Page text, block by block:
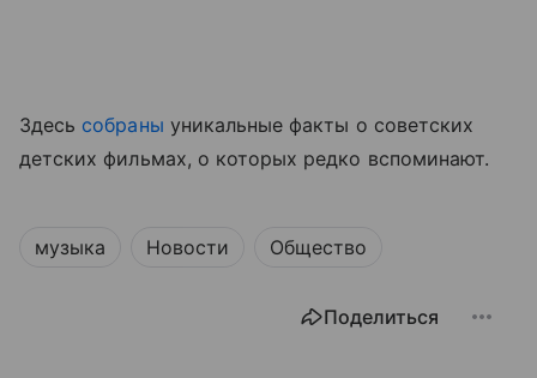
Здесь собраны уникальные факты о советских
детских фильмах, о которых редко вспоминают.
музыка Новости Общество
Поделиться